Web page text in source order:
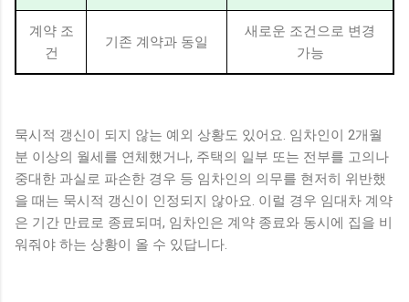
계약 조
건
기존 계약과 동일
새로운 조건으로 변경
가능
묵시적 갱신이 되지 않는 예외 상황도 있어요. 임차인이 2개월
분 이상의 월세를 연체했거나, 주택의 일부 또는 전부를 고의나
중대한 과실로 파손한 경우 등 임차인의 의무를 현저히 위반했
을 때는 묵시적 갱신이 인정되지 않아요. 이럴 경우 임대차 계약
은 기간 만료로 종료되며, 임차인은 계약 종료와 동시에 집을 비
워줘야 하는 상황이 올 수 있답니다.